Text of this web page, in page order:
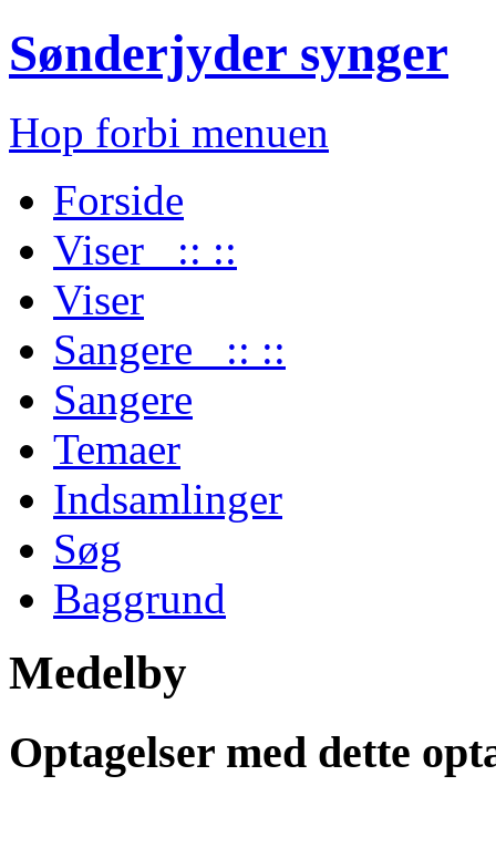
Sønderjyder synger
Hop forbi menuen
Forside
Viser :: ::
Viser
Sangere :: ::
Sangere
Temaer
Indsamlinger
Søg
Baggrund
Medelby
Optagelser med dette